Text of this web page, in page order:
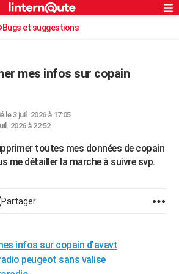
S'inscrire
Connexion
Bugs et suggestions
mes infos sur copain
le 3 juil. 2026 à 17:05
2026 à 22:52
toutes mes données de copain
me détailler la marche à suivre svp.
Partager
infos sur copain d'avavt
peugeot sans valise